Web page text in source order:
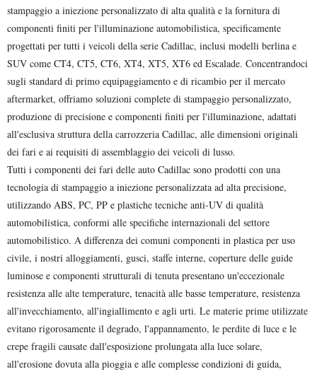
stampaggio a iniezione personalizzato di alta qualità e la fornitura di
componenti finiti per l'illuminazione automobilistica, specificamente
progettati per tutti i veicoli della serie Cadillac, inclusi modelli berlina e
SUV come CT4, CT5, CT6, XT4, XT5, XT6 ed Escalade. Concentrandoci
sugli standard di primo equipaggiamento e di ricambio per il mercato
aftermarket, offriamo soluzioni complete di stampaggio personalizzato,
produzione di precisione e componenti finiti per l'illuminazione, adattati
all'esclusiva struttura della carrozzeria Cadillac, alle dimensioni originali
dei fari e ai requisiti di assemblaggio dei veicoli di lusso.
Tutti i componenti dei fari delle auto Cadillac sono prodotti con una
tecnologia di stampaggio a iniezione personalizzata ad alta precisione,
utilizzando ABS, PC, PP e plastiche tecniche anti-UV di qualità
automobilistica, conformi alle specifiche internazionali del settore
automobilistico. A differenza dei comuni componenti in plastica per uso
civile, i nostri alloggiamenti, gusci, staffe interne, coperture delle guide
luminose e componenti strutturali di tenuta presentano un'eccezionale
resistenza alle alte temperature, tenacità alle basse temperature, resistenza
all'invecchiamento, all'ingiallimento e agli urti. Le materie prime utilizzate
evitano rigorosamente il degrado, l'appannamento, le perdite di luce e le
crepe fragili causate dall'esposizione prolungata alla luce solare,
all'erosione dovuta alla pioggia e alle complesse condizioni di guida,